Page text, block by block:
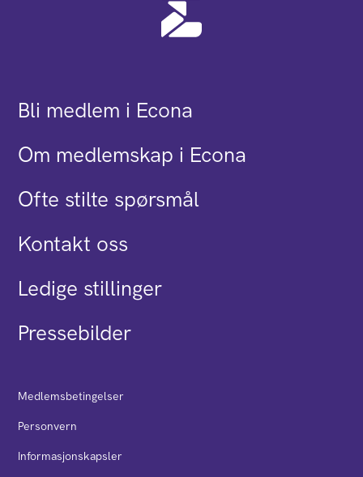
Bli medlem i Econa
Om medlemskap i Econa
Ofte stilte spørsmål
Kontakt oss
Ledige stillinger
Pressebilder
Medlemsbetingelser
Personvern
Informasjonskapsler